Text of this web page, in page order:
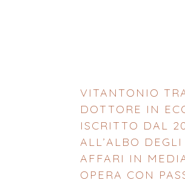
VITANTONIO
DOTTORE IN
ISCRITTO DAL
ALL’ALBO
AFFARI IN
OPERA CON